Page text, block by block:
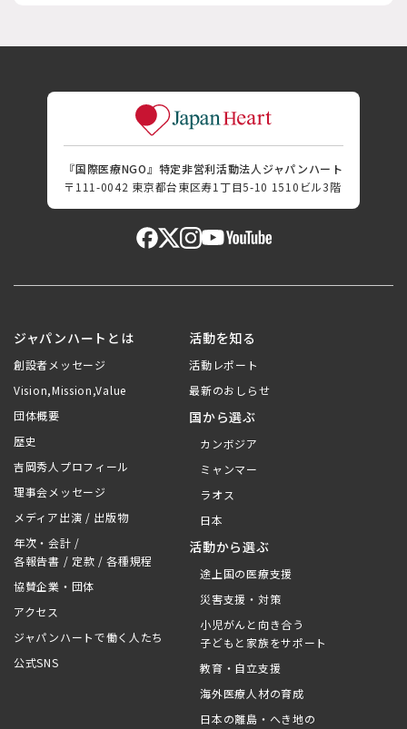
『国際医療NGO』特定非営利活動法人ジャパンハート
〒111-0042 東京都台東区寿1丁目5-10 1510ビル3階
ジャパンハートとは
創設者メッセージ
Vision,Mission,Value
団体概要
歴史
吉岡秀人プロフィール
理事会メッセージ
メディア出演 / 出版物
年次・会計 /
各報告書 / 定款 / 各種規程
協賛企業・団体
アクセス
ジャパンハートで働く人たち
公式SNS
活動を知る
活動レポート
最新のおしらせ
国から選ぶ
カンボジア
ミャンマー
ラオス
日本
活動から選ぶ
途上国の医療支援
災害支援・対策
小児がんと向き合う
子どもと家族をサポート
教育・自立支援
海外医療人材の育成
日本の離島・へき地の